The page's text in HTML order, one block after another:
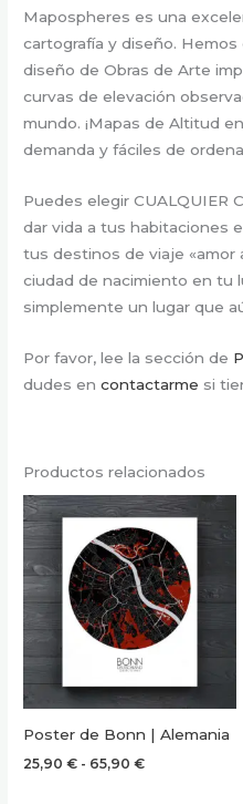
Mapospheres es una
cartografía y diseño.
diseño de Obras de Arte
curvas de elevación
mundo. ¡Mapas de Altitud
demanda y fáciles de
Puedes elegir CUALQUIER
dar vida a tus habitaciones
tus destinos de viaje «amor
ciudad de nacimiento en tu
simplemente un lugar que
Por favor, lee la sección de
dudes encontactarme si
Productos relacionados
Poster de Bonn | Alemania
25,90€ - 65,90€Rango